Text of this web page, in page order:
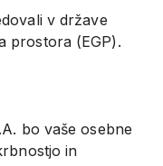
v države
prostora (EGP).
bo vaše osebne
in